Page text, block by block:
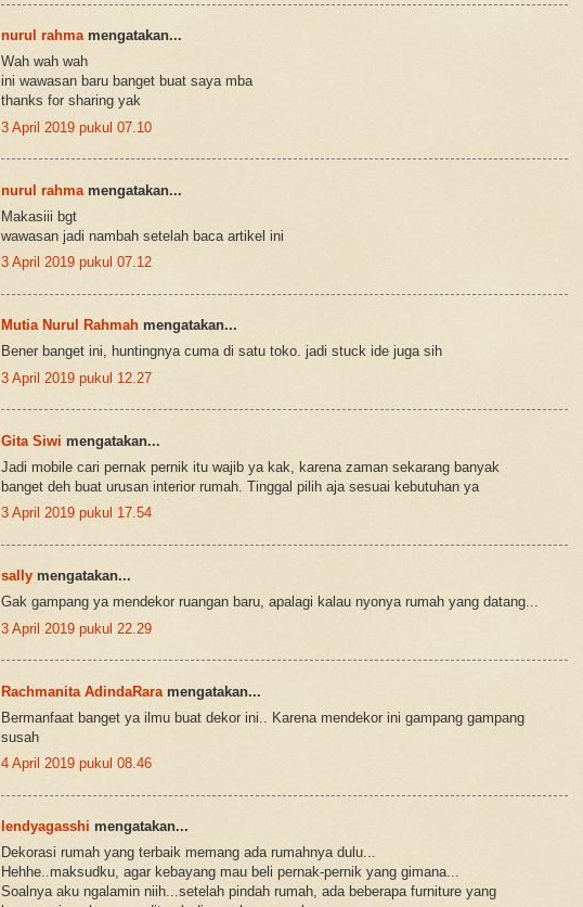
nurul rahmamengatakan...
Wah wah wah
ini wawasan baru banget buat saya mba
thanks for sharing yak
3 April 2019 pukul 07.10
nurul rahma mengatakan...
Makasiii bgt
wawasan jadi nambah setelah baca artikel ini
3 April 2019 pukul 07.12
Mutia Nurul Rahmah mengatakan...
Bener banget ini, huntingnya cuma di satu toko. jadi stuck ide juga sih
3 April 2019 pukul 12.27
Gita Siwi mengatakan...
Jadi mobile cari pernak pernik itu wajib ya kak, karena zaman sekarang banyak
banget deh buat urusan interior rumah. Tinggal pilih aja sesuai kebutuhan ya
3 April 2019 pukul 17.54
sally mengatakan...
Gak gampang ya mendekor ruangan baru, apalagi kalau nyonya rumah yang datang...
3 April 2019 pukul 22.29
Rachmanita AdindaRara mengatakan...
Bermanfaat banget ya ilmu buat dekor ini.. Karena mendekor ini gampang gampang
susah
4 April 2019 pukul 08.46
lendyagasshi mengatakan...
Dekorasi rumah yang terbaik memang ada rumahnya dulu...
Hehhe..maksudku, agar kebayang mau beli pernak-pernik yang gimana...
Soalnya aku ngalamin niih...setelah pindah rumah, ada beberapa furniture yang